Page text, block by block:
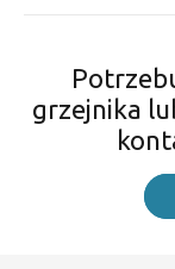
grzejnika